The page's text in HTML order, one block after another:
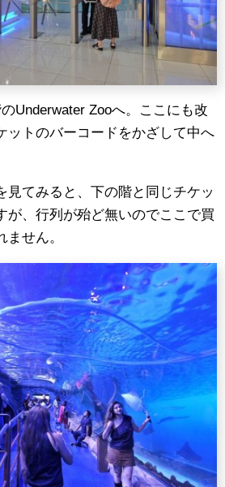
Underwater Zooへ。ここにも改
ットのバーコードをかざして中へ
見てみると、下の階と同じチケッ
が、行列が殆ど無いのでここで買
せん。